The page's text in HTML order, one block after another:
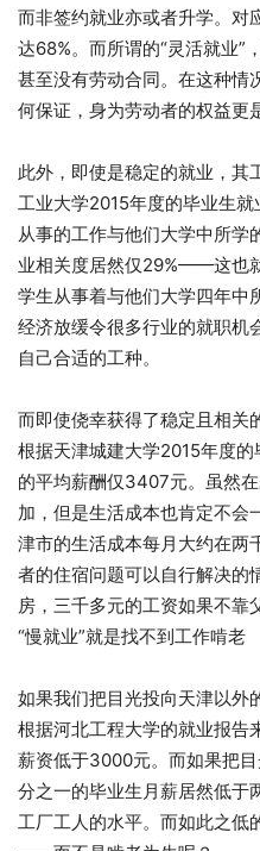
而非签约就业亦或者升学。对
达68%。而所谓的“灵活就业”
甚至没有劳动合同。在这种情
何保证，身为劳动者的权益更
此外，即使是稳定的就业，其
工业大学2015年度的毕业生
从事的工作与他们大学中所学
业相关度居然仅29%——这也
学生从事着与他们大学四年中
经济放缓令很多行业的就职机
自己合适的工种。
而即使侥幸获得了稳定且相关
根据天津城建大学2015年度
的平均薪酬仅3407元。虽然
加，但是生活成本也肯定不会
津市的生活成本每月大约在
者的住宿问题可以自行解决的
房，三千多元的工资如果不靠
“慢就业”就是找不到工作啃老
如果我们把目光投向天津以外
根据河北工程大学的就业报告
薪资低于3000元。而如果把
分之一的毕业生月薪居然低于
工厂工人的水平。而如此之低